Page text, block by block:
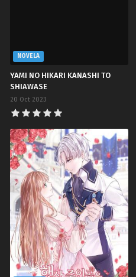
NOVELA
YAMI NO HIKARI KANASHI TO
SHIAWASE
20 Oct 2023